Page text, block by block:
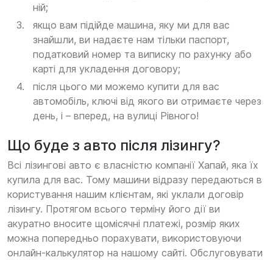
ній;
якщо вам підійде машина, яку ми для вас
знайшли, ви надаєте нам тільки паспорт,
податковий номер та виписку по рахунку або
карті для укладення договору;
після цього ми можемо купити для вас
автомобіль, ключі від якого ви отримаєте через
день, і – вперед, на вулиці Рівного!
Що буде з авто після лізингу?
Всі лізингові авто є власністю компанії Хапай, яка їх
купила для вас. Тому машини відразу передаються в
користування нашим клієнтам, які уклали договір
лізингу. Протягом всього терміну його дії ви
акуратно вносите щомісячні платежі, розмір яких
можна попередньо порахувати, використовуючи
онлайн-калькулятор на нашому сайті. Обслуговувати